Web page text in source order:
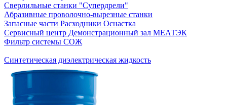
Сверлильные станки "Супердрели"
Абразивные проволочно-вырезные станки
Запасные части Расходники Оснастка
Сервисный центр Демонстрационный зал МЕАТЭК
Фильтр системы СОЖ
Синтетическая диэлектрическая жидкость